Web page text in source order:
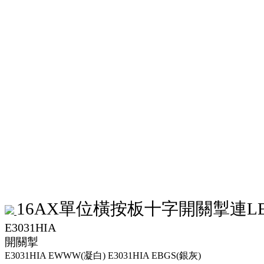
16AX單位橫按板十字開關掣連
E3031HIA
開關掣
E3031HIA EWWW(凝白) E3031HIA EBGS(銀灰)